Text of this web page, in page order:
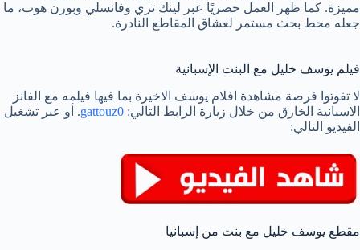
مميزة. كما ظهر العمل حصريًا عبر لينك تري وفانسلي وبورن هوب، ما
جعله محط بحث مستمر لعشاق المقاطع النادرة.
فيلم يوسف خليل مع البنت الإسبانية
لا تفوتوا فرصة مشاهدة افلام يوسف الاخيرة بما فيها فيلمه مع الفانز
الاسبانية الخارق من خلال زيارة الرابط التالي: gattouz0. أو عبر تشغيل
الفيديو التالي:
مقطع يوسف خليل مع بنت من إسبانيا